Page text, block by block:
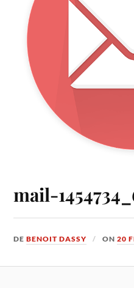
mail-
DEBENOIT DASSY ON20